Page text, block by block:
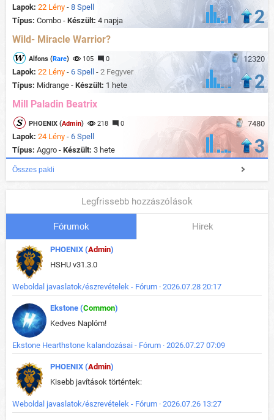
Lapok: 22 Lény - 8 Spell
Típus: Combo - Készült: 4 napja 2
Wild- Miracle Warrior?
12320
Alfons (Rare) 105 0
Lapok: 22 Lény - 6 Spell - 2 Fegyver
Típus: Midrange - Készült: 1 hete 2
Mill Paladin Beatrix
7480
PHOENIX (Admin) 218 0
Lapok: 24 Lény - 6 Spell
Típus: Aggro - Készült: 3 hete 3
Összes pakli
Legfrissebb hozzászólások
Fórumok Hirek
PHOENIX (Admin)
HSHU v31.3.0
Weboldal javaslatok/észrevételek - Fórum · 2026.07.28 20:17
Ekstone (Common)
Kedves Naplóm!
Ekstone Hearthstone kalandozásai - Fórum · 2026.07.27 07:09
PHOENIX (Admin)
Kisebb javítások történtek:
Weboldal javaslatok/észrevételek - Fórum · 2026.07.26 13:27